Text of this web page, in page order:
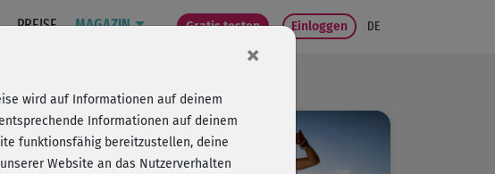
PREISE MAGAZIN Gratis testen Einloggen DE
×
wird auf Informationen auf deinem
Informationen auf deinem
funktionsfähig bereitzustellen, deine
Website an das Nutzerverhalten